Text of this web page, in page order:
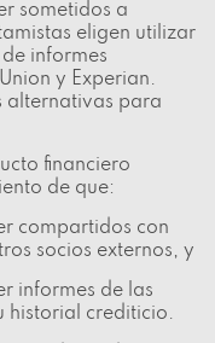
sometidos a
eligen utilizar
informes
y Experian.
alternativas para
financiero
de que:
compartidos con
socios externos, y
informes de las
historial crediticio.